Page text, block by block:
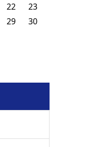
22
23
29
30